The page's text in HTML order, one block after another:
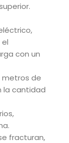
con un
metros de
la cantidad
fracturan,